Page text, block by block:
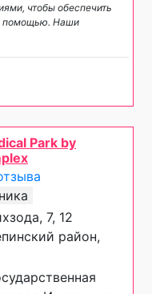
чтобы обеспечить
помощью. Наши
Park by
7, 12
район,